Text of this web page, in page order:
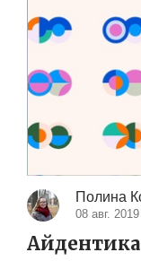
Полина
08 авг. 2019